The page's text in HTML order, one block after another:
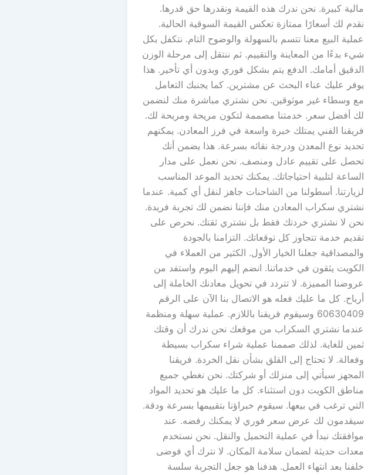
مالية كبيرة. نحن ندرك هذه القيمة ونقدرها حق قدرها.
نقدم لك أسعارًا ممتازة تعكس القيمة السوقية الحالية.
عملية البيع معنا تتسم بالسهولة والوضوح التام. نتكفل بكل
شيء بدءًا من المعاينة والتقييم. ثم ننتقل إلى مرحلة الوزن
الدقيق أمامك. الدفع يتم بشكل فوري وبدون أي تأخير. هذا
يوفر عليك عناء البحث عن مشترين. كما يجنبك التعامل
مع وسطاء غير موثوقين. نحن نشتري مباشرة منك لنضمن
لك أفضل سعر. خدمتنا مصممة لتكون مريحة ومربحة لك.
فريقنا الفني يمتلك خبرة واسعة في فرز المعادن. يمكنهم
تحديد نوع المعدن ودرجة نقائه بسرعة. هذا يضمن أنك
تحصل على تقييم عادل ومنصف. نحن نعمل على مدار
الساعة لتلبية احتياجاتك. يمكنك تحديد الموعد المناسب
لزيارتنا. أسطولنا من الشاحنات جاهز لنقل أي كمية. عندما
نشتري سكراب المعادن منك فإننا نضمن لك تجربة فريدة.
نحن لا نشتري خردتك فقط بل نشتري ثقتك. نحرص على
تقديم خدمة تتجاوز كل توقعاتك. التزامنا بالجودة
والمصداقية جعلنا الخيار الأول. الكثير من العملاء في
الكويت يثقون في خدماتنا. انضم إليهم اليوم واستفد من
عروضنا المميزة. لا تتردد في تحويل معادنك الخاملة إلى
أرباح. كل ما عليك فعله هو الاتصال بنا الآن على الرقم
60630409 وسيقوم فريقنا باللازم. عملية سهلة ومنظمة
عندما نشتري السكراب من موقعك نحن ندرك أن وقتك
ثمين للغاية. لذلك صممنا عملية شراء سكراب بسيطة
وفعالة. لا تحتاج إلى القلق بشأن نقل الخردة. فريقنا
المجهز سيأتي إلى منزلك أو شركتك. نحن نغطي جميع
مناطق الكويت دون استثناء. كل ما عليك هو تحديد المواد
التي ترغب في بيعها. سيقوم خبراؤنا بتقييمها بسرعة ودقة.
سيقدمون لك عرض سعر فوري لا يمكنك رفضه. عند
موافقتك نبدأ في عملية التحميل والنقل. نحن نستخدم
معدات حديثة لضمان سلامة المكان. لا نترك أي فوضى
خلفنا بعد انتهاء العمل. هدفنا هو جعل التجربة سلسة